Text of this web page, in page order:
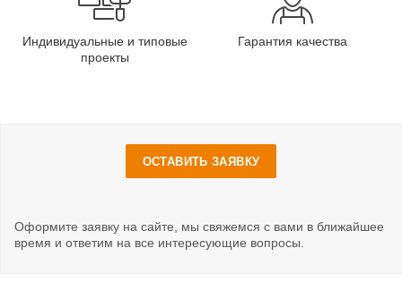
Индивидуальные и типовые
проекты
Гарантия качества
ОСТАВИТЬ ЗАЯВКУ
Оформите заявку на сайте, мы свяжемся с вами в ближайшее
время и ответим на все интересующие вопросы.